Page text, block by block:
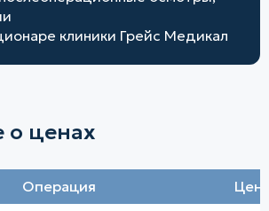
клиники Грейс Медикал
о ценах
Операция